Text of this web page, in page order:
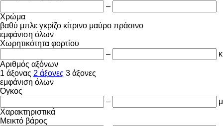
–
Χρώμα
βαθύ μπλε γκρίζο κίτρινο μαύρο πράσινο
εμφάνιση όλων
Χωρητικότητα φορτίου
–
Αριθμός αξόνων
1 άξονας 2 άξονες 3 άξονες
εμφάνιση όλων
Όγκος
–
Χαρακτηριστικά
Μεικτό βάρος